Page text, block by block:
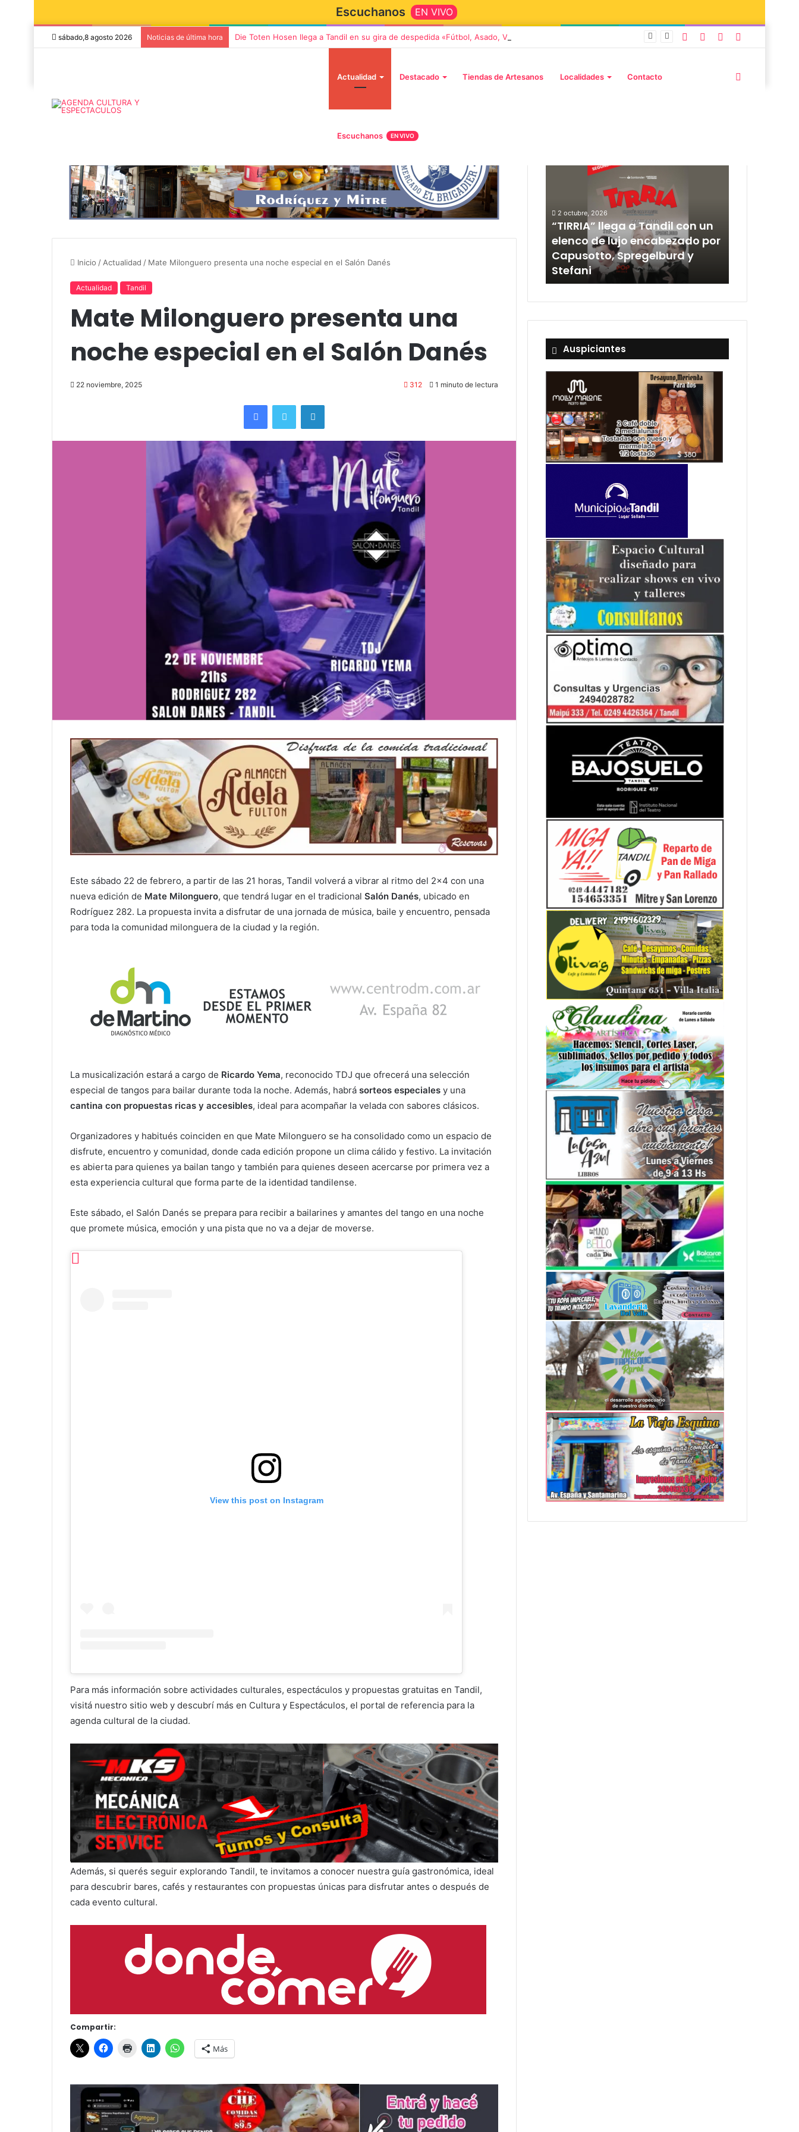
Escuchanos EN VIVO
sábado,8 agosto 2026 Noticias de última hora Die Toten Hosen llega a Tandil en su gira de despedida «Fútbol, Asado, Vino y Adiós Amigos»
Actualidad Destacado Tiendas de Artesanos Localidades Contacto
Escuchanos EN VIVO
Inicio / Actualidad / Mate Milonguero presenta una noche especial en el Salón Danés
Actualidad Tandil
Mate Milonguero presenta una
noche especial en el Salón Danés
22 noviembre, 2025 312 1 minuto de lectura
Este sábado 22 de febrero, a partir de las 21 horas, Tandil volverá a vibrar al ritmo del 2×4 con una
nueva edición de Mate Milonguero, que tendrá lugar en el tradicional Salón Danés, ubicado en
Rodríguez 282. La propuesta invita a disfrutar de una jornada de música, baile y encuentro, pensada
para toda la comunidad milonguera de la ciudad y la región.
La musicalización estará a cargo de Ricardo Yema, reconocido TDJ que ofrecerá una selección
especial de tangos para bailar durante toda la noche. Además, habrá sorteos especiales y una
cantina con propuestas ricas y accesibles, ideal para acompañar la velada con sabores clásicos.
Organizadores y habitués coinciden en que Mate Milonguero se ha consolidado como un espacio de
disfrute, encuentro y comunidad, donde cada edición propone un clima cálido y festivo. La invitación
es abierta para quienes ya bailan tango y también para quienes deseen acercarse por primera vez a
esta experiencia cultural que forma parte de la identidad tandilense.
Este sábado, el Salón Danés se prepara para recibir a bailarines y amantes del tango en una noche
que promete música, emoción y una pista que no va a dejar de moverse.
View this post on Instagram
Para más información sobre actividades culturales, espectáculos y propuestas gratuitas en Tandil,
visitá nuestro sitio web y descubrí más en Cultura y Espectáculos, el portal de referencia para la
agenda cultural de la ciudad.
Además, si querés seguir explorando Tandil, te invitamos a conocer nuestra guía gastronómica, ideal
para descubrir bares, cafés y restaurantes con propuestas únicas para disfrutar antes o después de
cada evento cultural.
Compartir:
Más
Miguel Ángel Solá y Mercedes
Funes llegan a Azul con la obra
«Por el placer de volver a verla»
Sonares presentará «Noel», un
concierto de Navidad con dos
funciones en Tandil
5 octubre, 2026
en su gira de despedida
«Fútbol, Asado, Vino y Adiós
Amigos»
2 octubre, 2026
“TIRRIA” llega a Tandil con un
elenco de lujo encabezado por
Capusotto, Spregelburd y
Stefani
Auspiciantes